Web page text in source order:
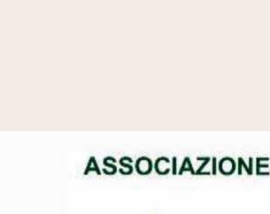
Libri Pubblicazioni